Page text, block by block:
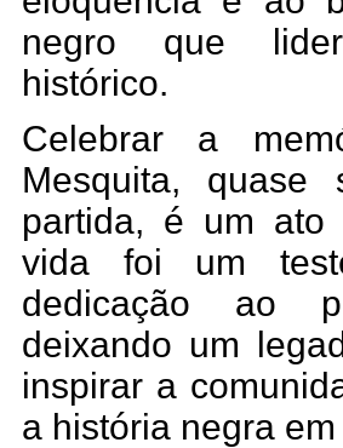
negro que
histórico.
Celebrar a
Mesquita, quase
partida, é um ato
vida foi um
dedicação ao
deixando um
inspirar a
a história negra